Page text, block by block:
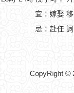
宜：嫁娶
忌：赴任
CopyRight ©